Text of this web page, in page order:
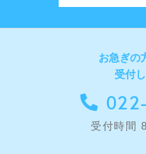
お急ぎの
受付
受付時間